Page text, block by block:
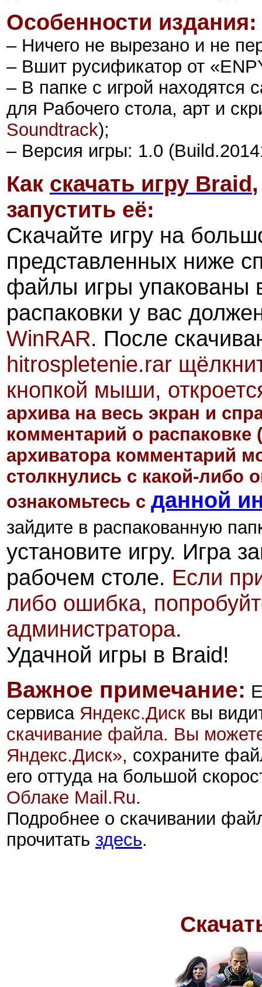
Особенности издания:
– Ничего не вырезано и не
– Вшит русификатор от
– В папке с игрой находятся
для Рабочего стола, арт и
Soundtrack);
– Версия игры: 1.0
Как скачать игру Braid
запустить её:
Скачайте игру на
представленных ниже
файлы игры упакованы
распаковки у вас
WinRAR. После
hitrospletenie.rar
кнопкой мыши,
архива на весь экран и
комментарий о распаковке
архиватора комментарий
столкнулись с какой-либо
ознакомьтесь с данной
зайдите в распакованную
установите игру. Игра
рабочем столе. Если
либо ошибка,
администратора.
Удачной игры в Braid!
Важное примечание:
сервиса Яндекс.Диск вы
скачивание файла. Вы
Яндекс.Диск», сохраните
его оттуда на большой
Облаке Mail.Ru.
Подробнее о скачивании
прочитать здесь.